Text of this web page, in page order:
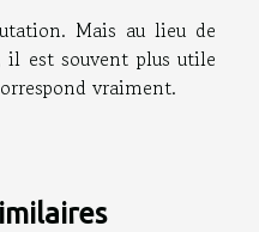
Mais au lieu de
il est souvent plus utile
vraiment.